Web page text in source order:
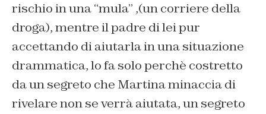
rischio in una “mula” ,(un corriere della
droga), mentre il padre di lei pur
accettando di aiutarla in una situazione
drammatica, lo fa solo perchè costretto
da un segreto che Martina minaccia di
rivelare non se verrà aiutata, un segreto